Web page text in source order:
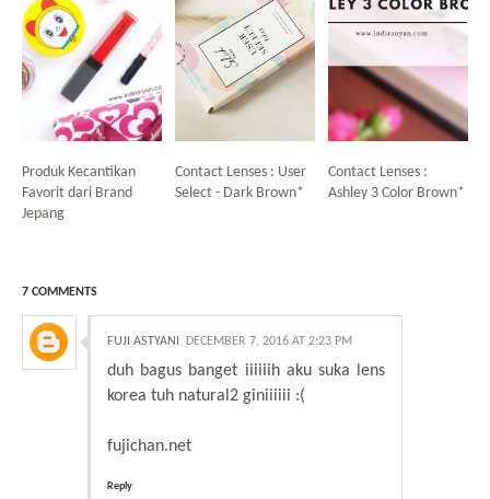
Produk Kecantikan
Favorit dari Brand
Jepang
Contact Lenses : User
Select - Dark Brown*
Contact Lenses :
Ashley 3 Color Brown*
7 COMMENTS
FUJI ASTYANI DECEMBER 7, 2016 AT 2:23 PM
duh bagus banget iiiiiih aku suka lens
korea tuh natural2 giniiiiii :(
fujichan.net
Reply